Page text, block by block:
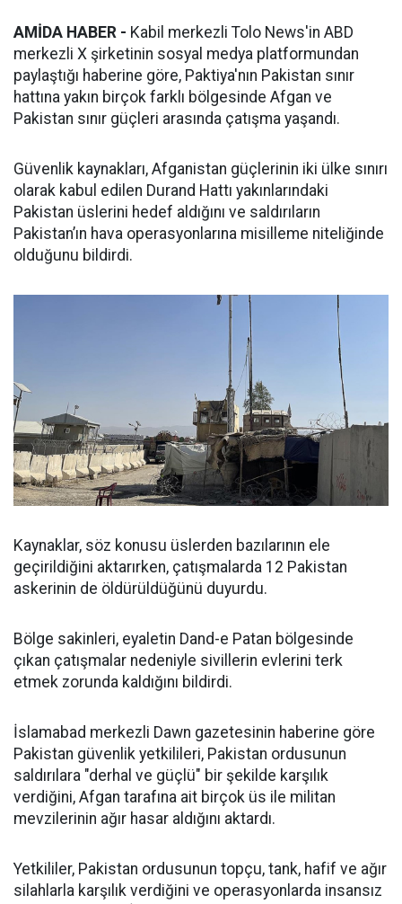
AMİDA HABER - Kabil merkezli Tolo News'in ABD
merkezli X şirketinin sosyal medya platformundan
paylaştığı haberine göre, Paktiya'nın Pakistan sınır
hattına yakın birçok farklı bölgesinde Afgan ve
Pakistan sınır güçleri arasında çatışma yaşandı.
Güvenlik kaynakları, Afganistan güçlerinin iki ülke sınırı
olarak kabul edilen Durand Hattı yakınlarındaki
Pakistan üslerini hedef aldığını ve saldırıların
Pakistan’ın hava operasyonlarına misilleme niteliğinde
olduğunu bildirdi.
Kaynaklar, söz konusu üslerden bazılarının ele
geçirildiğini aktarırken, çatışmalarda 12 Pakistan
askerinin de öldürüldüğünü duyurdu.
Bölge sakinleri, eyaletin Dand-e Patan bölgesinde
çıkan çatışmalar nedeniyle sivillerin evlerini terk
etmek zorunda kaldığını bildirdi.
İslamabad merkezli Dawn gazetesinin haberine göre
Pakistan güvenlik yetkilileri, Pakistan ordusunun
saldırılara "derhal ve güçlü" bir şekilde karşılık
verdiğini, Afgan tarafına ait birçok üs ile militan
mevzilerinin ağır hasar aldığını aktardı.
Yetkililer, Pakistan ordusunun topçu, tank, hafif ve ağır
silahlarla karşılık verdiğini ve operasyonlarda insansız